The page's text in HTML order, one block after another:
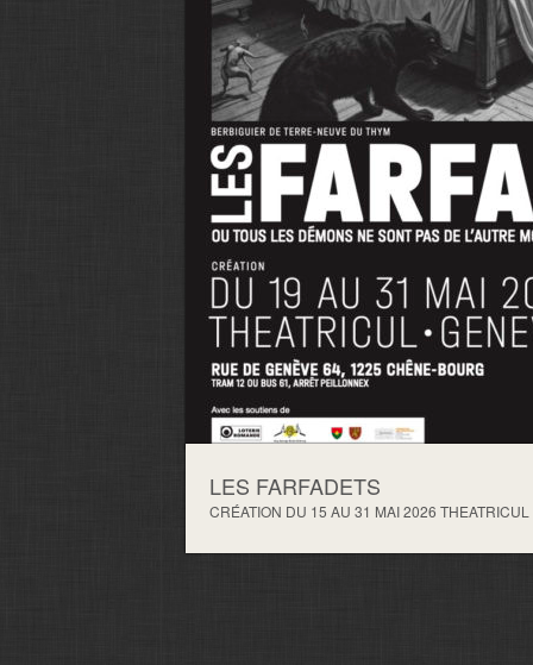
LES FARFADETS
CRÉATION DU 15 AU 31 MAI 2026